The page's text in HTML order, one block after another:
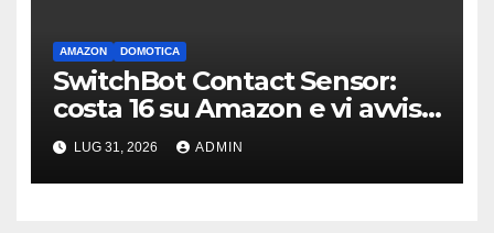
AMAZON DOMOTICA
SwitchBot Contact Sensor:
costa 16 su Amazon e vi avvisa
se qualcuno apre porte o
finestre
LUG 31, 2026 ADMIN